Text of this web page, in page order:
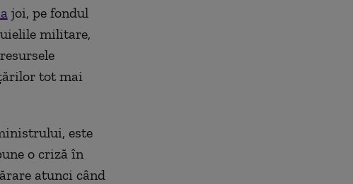
joi, pe fondul
militare,
tot mai
este
o criză în
atunci când